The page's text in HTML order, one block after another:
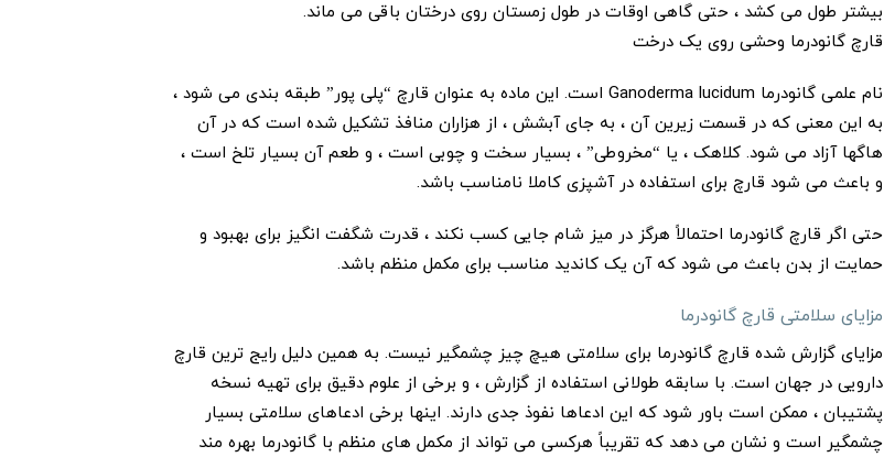
بیشتر طول می کشد ، حتی گاهی اوقات در طول زمستان روی درختان باقی می ماند.
قارچ گانودرما وحشی روی یک درخت
نام علمی گانودرما Ganoderma lucidum است. این ماده به عنوان قارچ “پلی پور” طبقه بندی می شود ،
به این معنی که در قسمت زیرین آن ، به جای آبشش ، از هزاران منافذ تشکیل شده است که در آن
هاگها آزاد می شود. کلاهک ، یا “مخروطی” ، بسیار سخت و چوبی است ، و طعم آن بسیار تلخ است ،
و باعث می شود قارچ برای استفاده در آشپزی کاملا نامناسب باشد.
حتی اگر قارچ گانودرما احتمالاً هرگز در میز شام جایی کسب نکند ، قدرت شگفت انگیز برای بهبود و
حمایت از بدن باعث می شود که آن یک کاندید مناسب برای مکمل منظم باشد.
مزایای سلامتی قارچ گانودرما
مزایای گزارش شده قارچ گانودرما برای سلامتی هیچ چیز چشمگیر نیست. به همین دلیل رایج ترین قارچ
دارویی در جهان است. با سابقه طولانی استفاده از گزارش ، و برخی از علوم دقیق برای تهیه نسخه
پشتیبان ، ممکن است باور شود که این ادعاها نفوذ جدی دارند. اینها برخی ادعاهای سلامتی بسیار
چشمگیر است و نشان می دهد که تقریباً هرکسی می تواند از مکمل های منظم با گانودرما بهره مند